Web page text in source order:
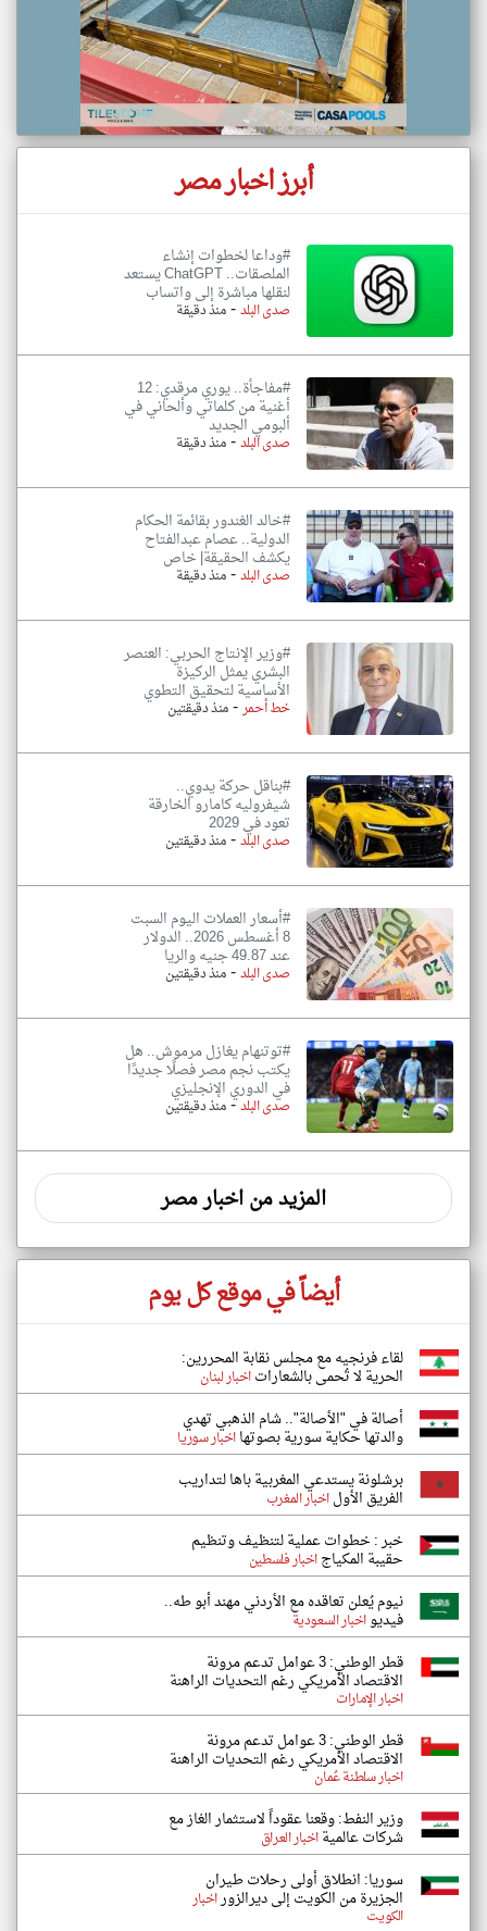
أبرز اخبار مصر
#وداعا لخطوات إنشاء
الملصقات.. ChatGPT يستعد
لنقلها مباشرة إلى واتساب
صدى البلد-منذ دقيقة
#مفاجأة.. يوري مرقدي: 12
أغنية من كلماتي وألحاني في
ألبومي الجديد
صدى البلد-منذ دقيقة
#خالد الغندور بقائمة الحكام
الدولية.. عصام عبدالفتاح
يكشف الحقيقة| خاص
صدى البلد-منذ دقيقة
#وزير الإنتاج الحربي: العنصر
البشري يمثل الركيزة
الأساسية لتحقيق التطوي
خط أحمر-منذ دقيقتين
#بناقل حركة يدوي..
شيفروليه كامارو الخارقة
تعود في 2029‏
صدى البلد-منذ دقيقتين
#أسعار العملات اليوم السبت
8 أغسطس 2026.. الدولار
عند 49.87 جنيه والريا
صدى البلد-منذ دقيقتين
#توتنهام يغازل مرموش.. هل
يكتب نجم مصر فصلًا جديدًا
في الدوري الإنجليزي
صدى البلد-منذ دقيقتين
المزيد من اخبار مصر
أيضاً في موقع كل يوم
لقاء فرنجيه مع مجلس نقابة المحررين:
الحرية لا تُحمى بالشعاراتاخبار لبنان
أصالة في "الأصالة".. شام الذهبي تهدي
والدتها حكاية سورية بصوتهااخبار سوريا
برشلونة يستدعي المغربية باها لتداريب
الفريق الأولاخبار المغرب
خبر : خطوات عملية لتنظيف وتنظيم
حقيبة المكياجاخبار فلسطين
نيوم يُعلن تعاقده مع الأردني مهند أبو طه..
فيديواخبار السعودية
قطر الوطني: 3 عوامل تدعم مرونة
الاقتصاد الأمريكي رغم التحديات الراهنة
اخبار الإمارات
قطر الوطني: 3 عوامل تدعم مرونة
الاقتصاد الأمريكي رغم التحديات الراهنة
اخبار سلطنة عُمان
وزير النفط: وقعنا عقوداً لاستثمار الغاز مع
شركات عالميةاخبار العراق
سوريا: انطلاق أولى رحلات طيران
الجزيرة من الكويت إلى ديرالزوراخبار
الكويت